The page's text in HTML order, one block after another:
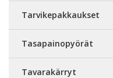
Tarvikepakkaukset
Tasapainopyörät
Tavarakärryt